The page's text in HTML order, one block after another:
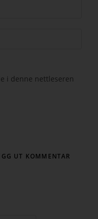
i denne nettleseren